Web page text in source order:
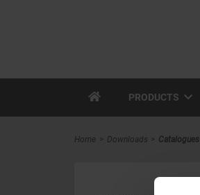
PRODUCTS
Home Downloads Catalogues